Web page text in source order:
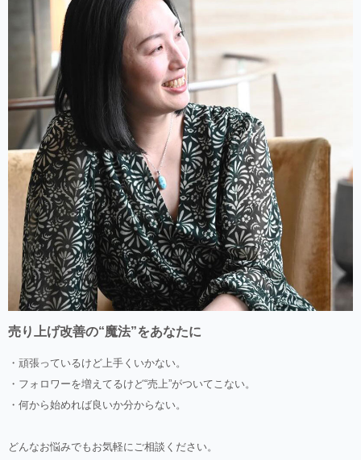
売り上げ改善の“魔法”をあなたに
・頑張っているけど上手くいかない。
・フォロワーを増えてるけど“売上”がついてこない。
・何から始めれば良いか分からない。
どんなお悩みでもお気軽にご相談ください。